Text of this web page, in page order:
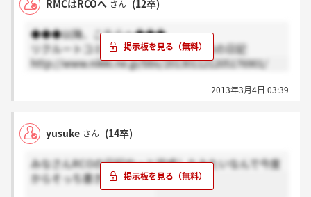
RMCはRCOへ さん (12卒)
◆◆◆以降、こちらへ◆◆◆
リクルートコミュニケーションズ(RCO)の日記
http://www.nikki.ne.jp/bbs/201301121205176901/
2013年3月4日 03:39
yusuke さん (14卒)
みなさんRCOの日記やっと完成したみたいなんで今度
からそっち書きませんか？